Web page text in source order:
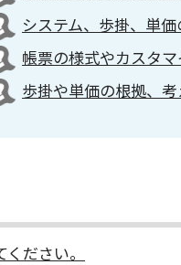
システム、歩掛、単
帳票の様式やカスタ
歩掛や単価の根拠、
ださい。